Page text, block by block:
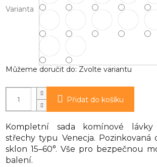
Varianta
Můžeme doručit do: Zvolte variantu
Přidat do košíku
Kompletní sada komínové
střechy typu Venecja. Pozinkovaná
sklon 15–60°. Vše pro bezpečnou
balení.